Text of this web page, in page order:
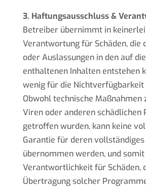
3. Haftungsausschluss &
Betreiber übernimmt in
Verantwortung für Schäden, die
oder Auslassungen in den auf
enthaltenen Inhalten entstehen
wenig für die Nichtverfügbarkeit
Obwohl technische Maßnahmen
Viren oder anderen schädlichen
getroffen wurden, kann keine
Garantie für deren vollständiges
übernommen werden, und
Verantwortlichkeit für Schäden,
Übertragung solcher